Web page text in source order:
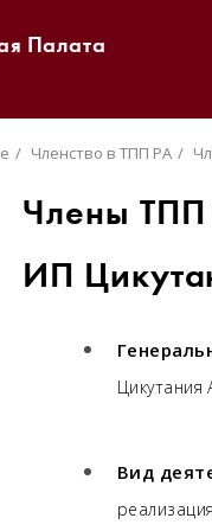
Палата
Членство в ТПП РА
Члены
ИП
Цикутания
Вид